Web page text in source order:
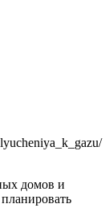
домов и